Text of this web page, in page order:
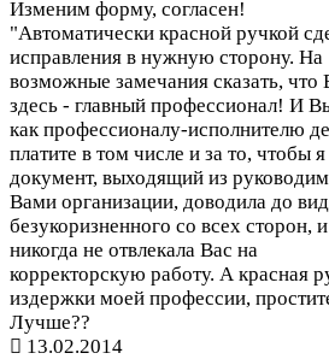
Изменим форму, согласен!
"Автоматически красной ручкой
исправления в нужную сторону. На
возможные замечания сказать, что
здесь - главный профессионал! И
как профессионалу-исполнителю
платите в том числе и за то, чтобы
документ, выходящий из
Вами организации, доводила до
безукоризненного со всех сторон, и
никогда не отвлекала Вас на
корректорскую работу. А красная
издержки моей профессии,
Лучше??
13.02.2014